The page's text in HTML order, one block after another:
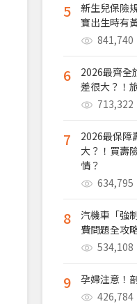
5
新生兒保險
寶出生時有
841,740
6
2026最齊全
差很大？！
713,322
7
2026最保障
大？！買壽
情？
634,795
8
汽機車「強
費問題全攻
534,108
9
孕婦注意！
426,784